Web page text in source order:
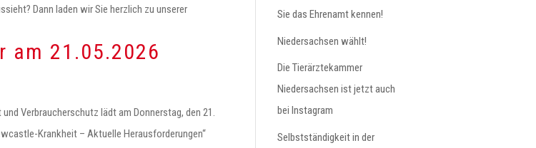
Dann laden wir Sie herzlich zu unserer
am 21.05.2026
Verbraucherschutz lädt am Donnerstag, den 21.
Krankheit – Aktuelle Herausforderungen“
Sie das Ehrenamt kennen!
Niedersachsen wählt!
Die Tierärztekammer
Niedersachsen ist jetzt auch
bei Instagram
Selbstständigkeit in der